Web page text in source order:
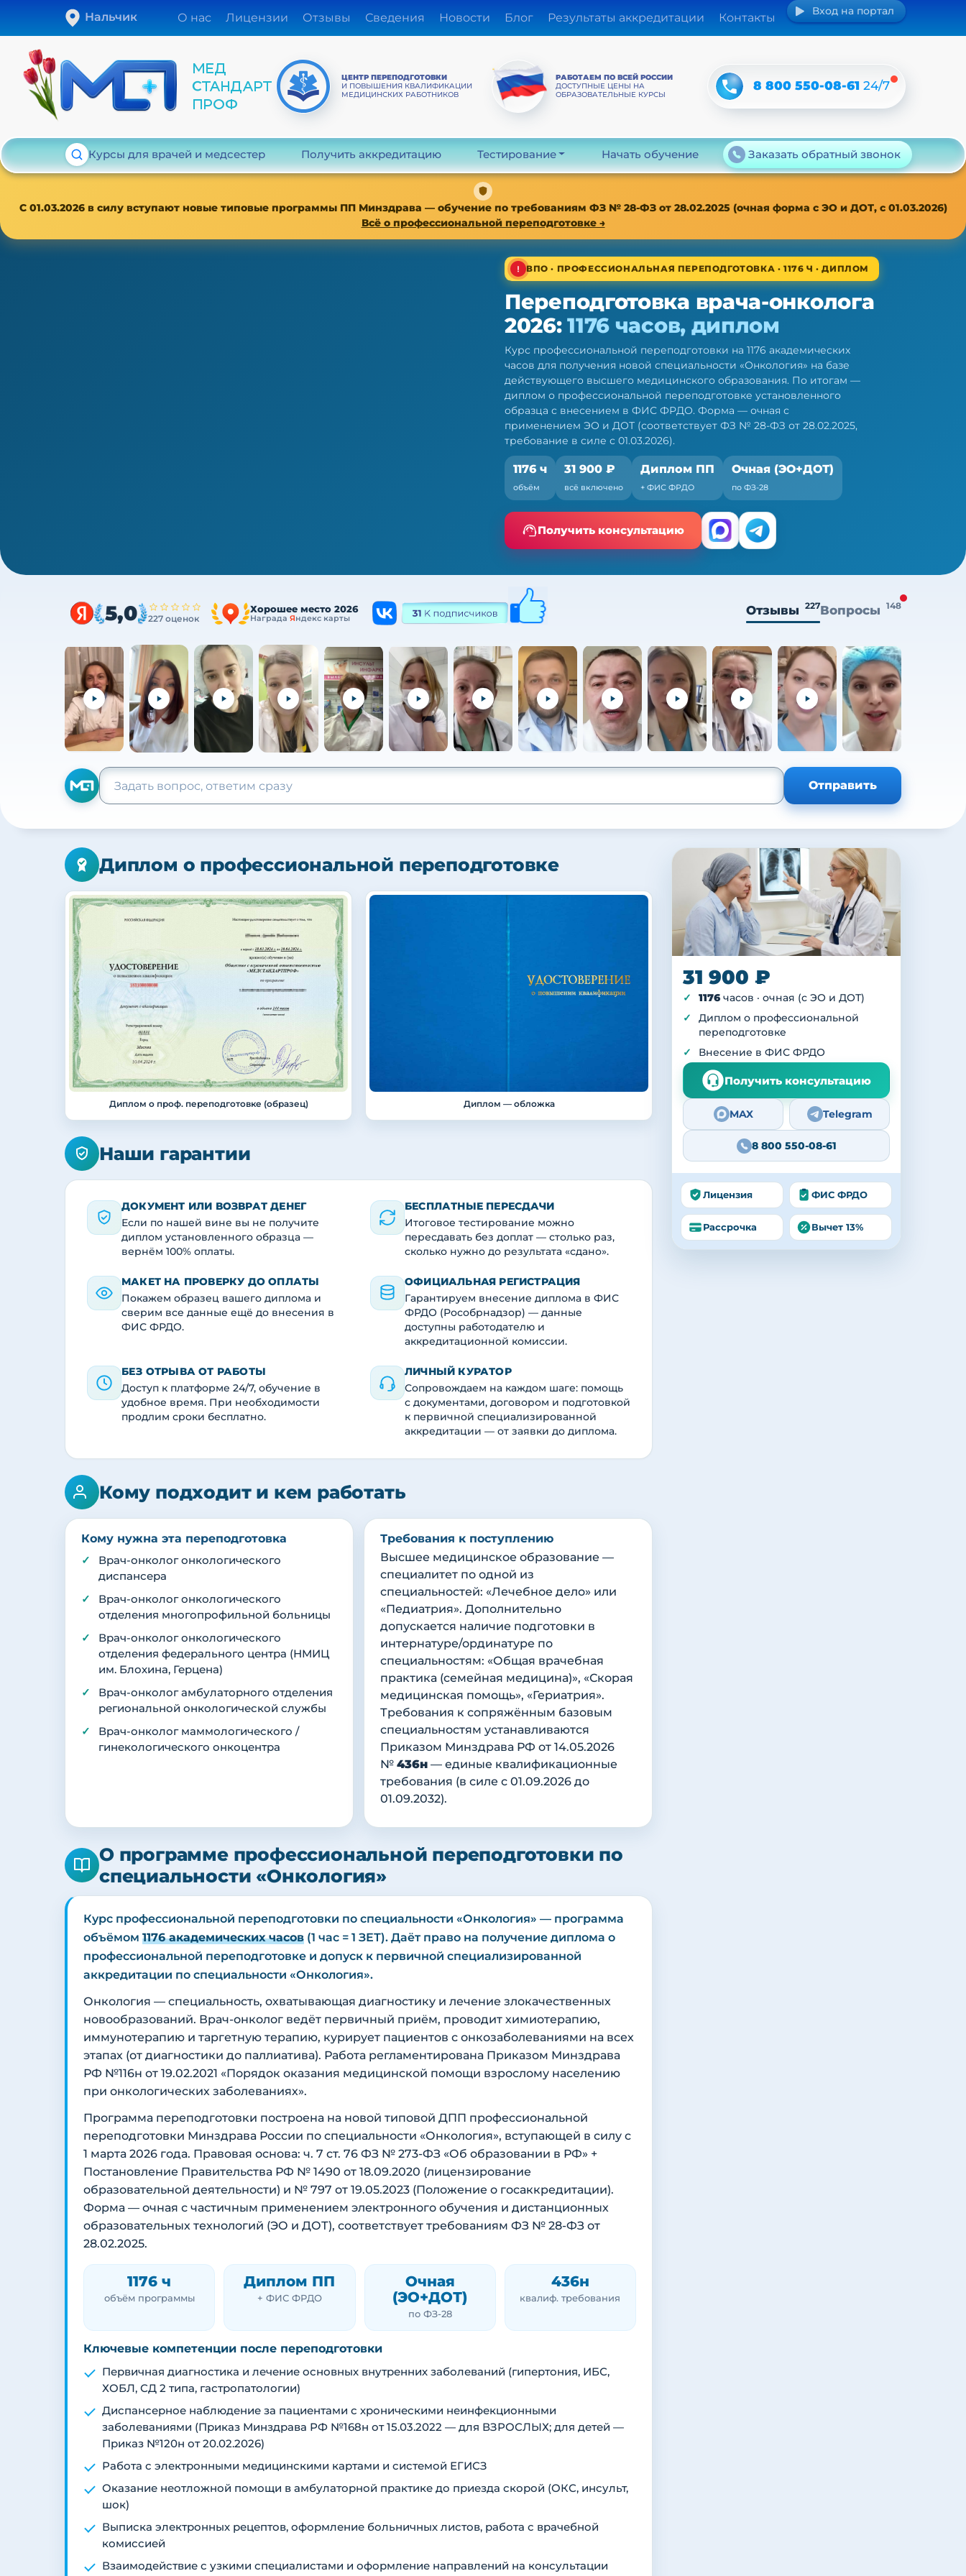
Нальчик О нас Лицензии Отзывы Сведения Новости Блог Результаты аккредитации Контакты
Вход на портал
ЦЕНТР ПЕРЕПОДГОТОВКИ
И ПОВЫШЕНИЯ КВАЛИФИКАЦИИ
МЕДИЦИНСКИХ РАБОТНИКОВ
РАБОТАЕМ ПО ВСЕЙ РОССИИ
ДОСТУПНЫЕ ЦЕНЫ НА
ОБРАЗОВАТЕЛЬНЫЕ КУРСЫ
8 800 550-08-6124/7
Курсы для врачей и медсестер Получить аккредитацию Тестирование Начать обучение Заказать обратный звонок
С 01.03.2026 в силу вступают новые типовые программы ПП Минздрава — обучение по требованиям ФЗ № 28-ФЗ от 28.02.2025 (очная форма с ЭО и ДОТ, с 01.03.2026)
Всё о профессиональной переподготовке →
ВПО · ПРОФЕССИОНАЛЬНАЯ ПЕРЕПОДГОТОВКА · 1176 Ч · ДИПЛОМ
Переподготовка врача-онколога
2026:1176 часов, диплом
Курс профессиональной переподготовки на 1176 академических
часов для получения новой специальности «Онкология» на базе
действующего высшего медицинского образования. По итогам —
диплом о профессиональной переподготовке установленного
образца с внесением в ФИС ФРДО. Форма — очная с
применением ЭО и ДОТ (соответствует ФЗ № 28-ФЗ от 28.02.2025,
требование в силе с 01.03.2026).
1176 ч
объём
31 900 ₽
всё включено
Диплом ПП
+ ФИС ФРДО
Очная (ЭО+ДОТ)
по ФЗ-28
Получить консультацию
5,0 227 оценок
Хорошее место 2026
НаградаЯндекс карты
Отзывы 227Вопросы 148
Отправить
Диплом о профессиональной переподготовке
Диплом о проф. переподготовке (образец) Диплом — обложка
Наши гарантии
ДОКУМЕНТ ИЛИ ВОЗВРАТ ДЕНЕГ
Если по нашей вине вы не получите
диплом установленного образца —
вернём 100% оплаты.
БЕСПЛАТНЫЕ ПЕРЕСДАЧИ
Итоговое тестирование можно
пересдавать без доплат — столько раз,
сколько нужно до результата «сдано».
МАКЕТ НА ПРОВЕРКУ ДО ОПЛАТЫ
Покажем образец вашего диплома и
сверим все данные ещё до внесения в
ФИС ФРДО.
ОФИЦИАЛЬНАЯ РЕГИСТРАЦИЯ
Гарантируем внесение диплома в ФИС
ФРДО (Рособрнадзор) — данные
доступны работодателю и
аккредитационной комиссии.
БЕЗ ОТРЫВА ОТ РАБОТЫ
Доступ к платформе 24/7, обучение в
удобное время. При необходимости
продлим сроки бесплатно.
ЛИЧНЫЙ КУРАТОР
Сопровождаем на каждом шаге: помощь
с документами, договором и подготовкой
к первичной специализированной
аккредитации — от заявки до диплома.
Кому подходит и кем работать
Кому нужна эта переподготовка
Врач-онколог онкологического
диспансера
Врач-онколог онкологического
отделения многопрофильной больницы
Врач-онколог онкологического
отделения федерального центра (НМИЦ
им. Блохина, Герцена)
Врач-онколог амбулаторного отделения
региональной онкологической службы
Врач-онколог маммологического /
гинекологического онкоцентра
Требования к поступлению
Высшее медицинское образование —
специалитет по одной из
специальностей: «Лечебное дело» или
«Педиатрия». Дополнительно
допускается наличие подготовки в
интернатуре/ординатуре по
специальностям: «Общая врачебная
практика (семейная медицина)», «Скорая
медицинская помощь», «Гериатрия».
Требования к сопряжённым базовым
специальностям устанавливаются
Приказом Минздрава РФ от 14.05.2026
№ 436н — единые квалификационные
требования (в силе с 01.09.2026 до
01.09.2032).
О программе профессиональной переподготовки по
специальности «Онкология»
Курс профессиональной переподготовки по специальности «Онкология» — программа
объёмом 1176 академических часов (1 час = 1 ЗЕТ). Даёт право на получение диплома о
профессиональной переподготовке и допуск к первичной специализированной
аккредитации по специальности «Онкология».
Онкология — специальность, охватывающая диагностику и лечение злокачественных
новообразований. Врач-онколог ведёт первичный приём, проводит химиотерапию,
иммунотерапию и таргетную терапию, курирует пациентов с онкозаболеваниями на всех
этапах (от диагностики до паллиатива). Работа регламентирована Приказом Минздрава
РФ №116н от 19.02.2021 «Порядок оказания медицинской помощи взрослому населению
при онкологических заболеваниях».
Программа переподготовки построена на новой типовой ДПП профессиональной
переподготовки Минздрава России по специальности «Онкология», вступающей в силу с
1 марта 2026 года. Правовая основа: ч. 7 ст. 76 ФЗ № 273-ФЗ «Об образовании в РФ» +
Постановление Правительства РФ № 1490 от 18.09.2020 (лицензирование
образовательной деятельности) и № 797 от 19.05.2023 (Положение о госаккредитации).
Форма — очная с частичным применением электронного обучения и дистанционных
образовательных технологий (ЭО и ДОТ), соответствует требованиям ФЗ № 28-ФЗ от
28.02.2025.
1176 ч
объём программы
Диплом ПП
+ ФИС ФРДО
Очная
(ЭО+ДОТ)
по ФЗ-28
436н
квалиф. требования
Ключевые компетенции после переподготовки
Первичная диагностика и лечение основных внутренних заболеваний (гипертония, ИБС,
ХОБЛ, СД 2 типа, гастропатологии)
Диспансерное наблюдение за пациентами с хроническими неинфекционными
заболеваниями (Приказ Минздрава РФ №168н от 15.03.2022 — для ВЗРОСЛЫХ; для детей —
Приказ №120н от 20.02.2026)
Работа с электронными медицинскими картами и системой ЕГИСЗ
Оказание неотложной помощи в амбулаторной практике до приезда скорой (ОКС, инсульт,
шок)
Выписка электронных рецептов, оформление больничных листов, работа с врачебной
комиссией
Взаимодействие с узкими специалистами и оформление направлений на консультации
31 900 ₽
1176 часов · очная (с ЭО и ДОТ)
Диплом о профессиональной
переподготовке
Внесение в ФИС ФРДО
Получить консультацию
MAX Telegram
8 800 550-08-61
Лицензия ФИС ФРДО
Рассрочка Вычет 13%